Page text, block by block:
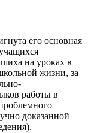
его основная
на уроках в
жизни, за
работы в
доказанной